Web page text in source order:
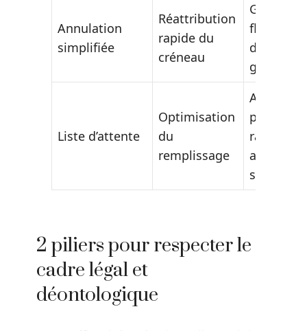
Annulation
simplifiée
Réattribution
rapide du
créneau
Grande
flexibilité
de
gestion
Liste d’attente
Optimisation
du
remplissage
Accès
plus
rapide
aux
soins
2 piliers pour respecter le
cadre légal et
déontologique